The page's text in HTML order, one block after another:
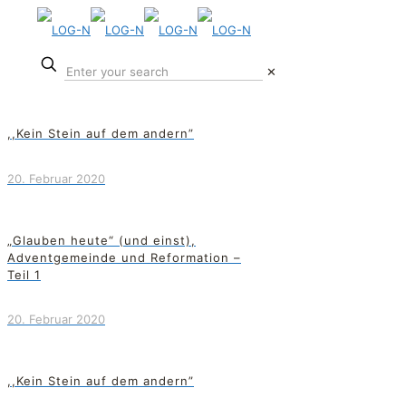
✕
,,Kein Stein auf dem andern”
20. Februar 2020
„Glauben heute“ (und einst),
Adventgemeinde und Reformation –
Teil 1
20. Februar 2020
,,Kein Stein auf dem andern”